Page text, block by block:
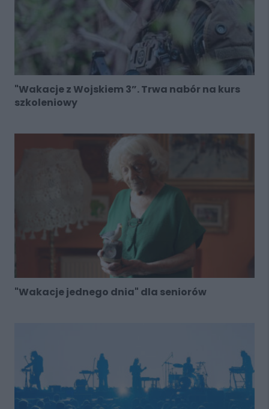
"Wakacje z Wojskiem 3”. Trwa nabór na kurs
szkoleniowy
"Wakacje jednego dnia" dla seniorów